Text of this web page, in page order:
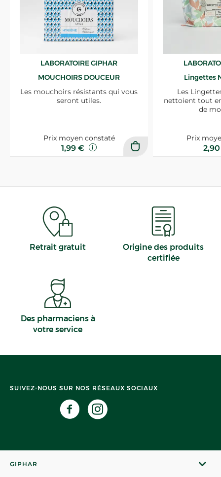
LABORATOIRE GIPHAR
MOUCHOIRS DOUCEUR
Les mouchoirs résistants qui vous
seront utiles.
Prix moyen constaté
1,99 €
Lingettes
Les
nettoient tout
de
Prix
Retrait gratuit
Origine des produits
certifiée
Des pharmaciens à
votre service
SUIVEZ-NOUS SUR NOS RÉSEAUX SOCIAUX
GIPHAR